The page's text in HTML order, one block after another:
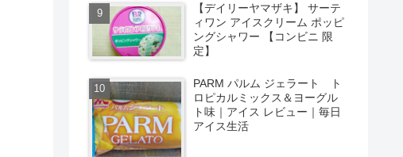
【デイリーヤマザキ】 サーテ
ィワン アイスクリーム ポッピ
ングシャワー 【コンビニ 限
定】
PARM パルム ジェラート ト
ロピカルミックス＆ヨーグル
ト味｜アイス レビュー｜毎日
アイス生活